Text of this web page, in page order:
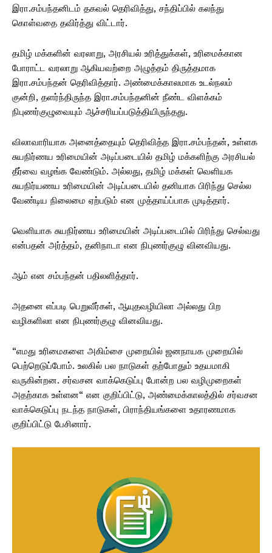
இரா.சம்பந்தனிடம் தகவல் தெரிவித்து, சந்திப்பில் கலந்து
கொள்வதை தவிர்த்து விட்டார்.
தமிழ் மக்களின் வரலாறு, அரசியல் உரித்துக்கள், உரிமைக்கான
போராட்ட வரலாறு ஆகியவற்றை அழுத்தம் திருத்தமாக
இரா.சம்பந்தன் தெரிவித்தார். அண்மைக்காலமாக உடல்நலம்
குன்றி, தளர்ந்திருந்த இரா.சம்பந்தனின் நீண்ட விளக்கம்
நிபுணர்குழுவையும் ஆச்சரியப்படுத்தியிருந்தது.
விலாவாரியாக அனைத்தையும் தெரிவித்த இரா.சம்பந்தன், உள்ளக
சுயநிர்ணய உரிமையின் அடிப்படையில் தமிழ் மக்களிற்கு அரசியல்
தீர்வை வழங்க வேண்டும். அல்லது, தமிழ் மக்கள் வெளியக
சுயநிர்யணய உரிமையின் அடிப்படையில் தனியாக பிரிந்து செல்ல
வேண்டிய நிலைமை ஏற்படும் என முத்தாய்ப்பாக முடித்தார்.
வெளியாக சுயநிர்ணய உரிமையின் அடிப்படையில் பிரிந்து செல்வது
என்பதன் அர்த்தம், தனிநாடா என நிபுணர்குழு வினவியது.
ஆம் என சம்பந்தன் பதிலளித்தார்.
அதனை எப்படி பெறுவீர்கள், ஆயுதவழியிலா அல்லது பிற
வழிகளிலா என நிபுணர்குழு வினவியது.
“எமது உரிமைகளை அகிம்சை முறையில் ஜனநாயக முறையில்
பெற்றெடுப்போம். உலகில் பல நாடுகள் தற்போதும் உதயமாகி
வருகின்றன. சர்வசன வாக்கெடுப்பு போன்ற பல வழிமுறைகள்
அதற்காக உள்ளன“ என குறிப்பிட்டு, அண்மைக்காலத்தில் சர்வசன
வாக்கெடுப்பு நடந்த நாடுகள், பிராந்தியங்களை உதாரணமாக
குறிப்பிட்டு பேசினார்.